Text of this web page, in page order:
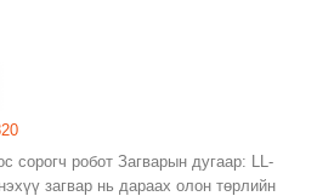
сорогч робот Загварын дугаар: LL-
загвар нь дараах олон төрлийн